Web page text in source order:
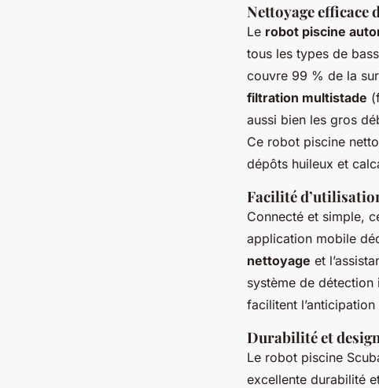
Nettoyage efficace
Le robot piscine
tous les types de
couvre 99 % de la
filtration multistade
aussi bien les gros
Ce robot piscine
dépôts huileux et
Facilité
Connecté et simple,
application mobile
nettoyage et
système de
facilitent
Durabilité et design
Le robot piscine
excellente durabilité